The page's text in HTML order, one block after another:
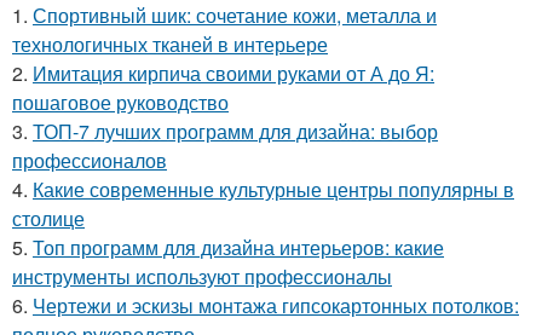
1. Спортивный шик: сочетание кожи, металла и
технологичных тканей в интерьере
2. Имитация кирпича своими руками от А до Я:
пошаговое руководство
3. ТОП-7 лучших программ для дизайна: выбор
профессионалов
4. Какие современные культурные центры популярны в
столице
5. Топ программ для дизайна интерьеров: какие
инструменты используют профессионалы
6. Чертежи и эскизы монтажа гипсокартонных потолков: